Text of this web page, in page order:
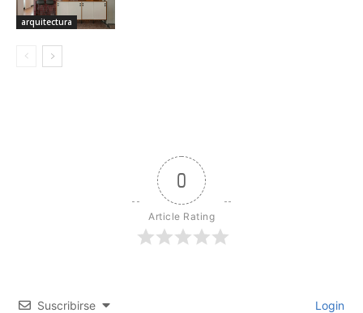
arquitectura
0
Article Rating
Suscribirse Login